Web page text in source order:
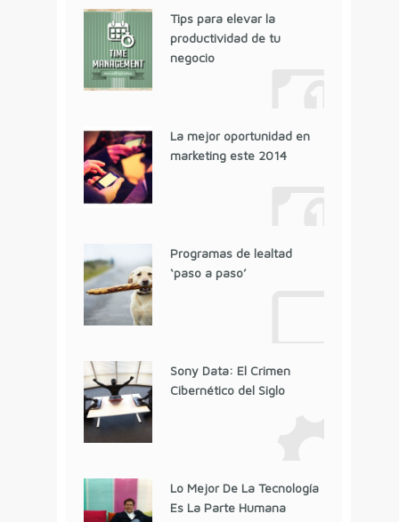
Tips para elevar la
productividad de tu
negocio
La mejor oportunidad en
marketing este 2014
Programas de lealtad
‘paso a paso’
Sony Data: El Crimen
Cibernético del Siglo
Lo Mejor De La Tecnología
Es La Parte Humana